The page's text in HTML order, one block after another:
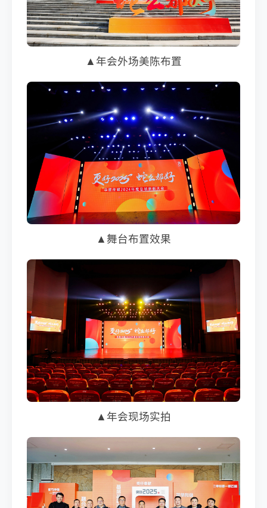
▲年会外场美陈布置
▲舞台布置效果
▲年会现场实拍